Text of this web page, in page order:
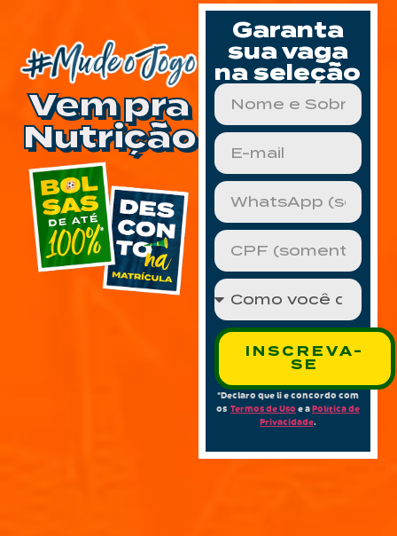
Vem pra
Nutrição
Garanta
sua vaga
na seleção
INSCREVA-
SE
*Declaro que li e concordo com
os Termos de Uso e aPolítica de
Privacidade.